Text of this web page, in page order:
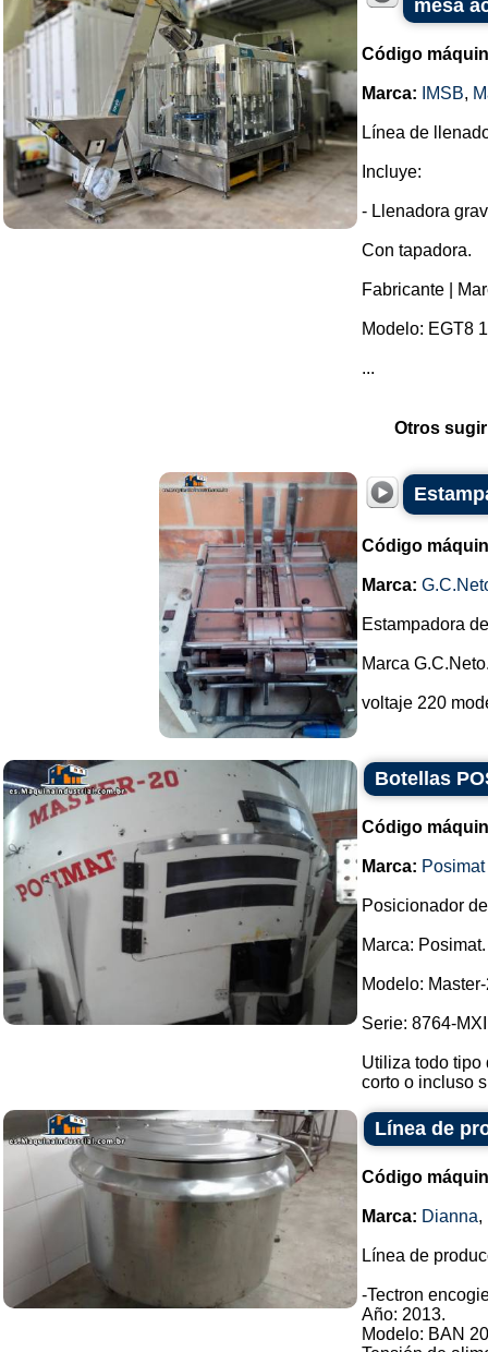
mesa
Código
Marca: IMSB,
Línea de
Incluye:
- Llenadora
Con tapadora.
Fabricante |
Modelo: EGT8
...
Otros
Código
Marca:
Estampadora
Marca
voltaje 220
Botellas
Código
Marca: Posimat
Posicionador
Marca: Posimat.
Modelo:
Serie: 8764-
Utiliza todo tipo
corto o incluso
Línea de
Código
Marca: Dianna,
Línea de
-Tectron
Año: 2013.
Modelo: BAN